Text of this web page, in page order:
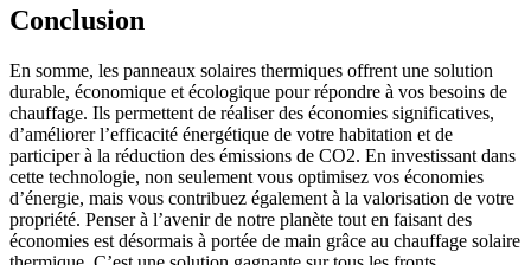
Conclusion
En somme, les panneaux solaires thermiques offrent une solution
durable, économique et écologique pour répondre à vos besoins de
chauffage. Ils permettent de réaliser des économies significatives,
d’améliorer l’efficacité énergétique de votre habitation et de
participer à la réduction des émissions de CO2. En investissant dans
cette technologie, non seulement vous optimisez vos économies
d’énergie, mais vous contribuez également à la valorisation de votre
propriété. Penser à l’avenir de notre planète tout en faisant des
économies est désormais à portée de main grâce au chauffage solaire